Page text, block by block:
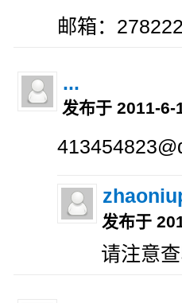
邮箱：
...
发布于 2011-
发布于
请注意